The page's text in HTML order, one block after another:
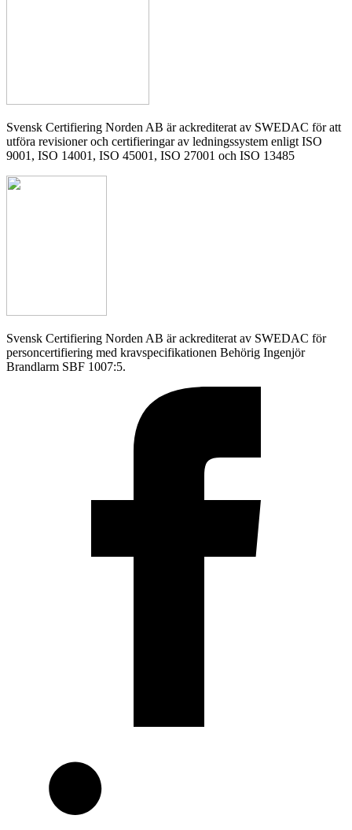
Svensk Certifiering Norden AB är ackrediterat av SWEDAC för att
utföra revisioner och certifieringar av ledningssystem enligt ISO
9001, ISO 14001, ISO 45001, ISO 27001 och ISO 13485
Svensk Certifiering Norden AB är ackrediterat av SWEDAC för
personcertifiering med kravspecifikationen Behörig Ingenjör
Brandlarm SBF 1007:5.